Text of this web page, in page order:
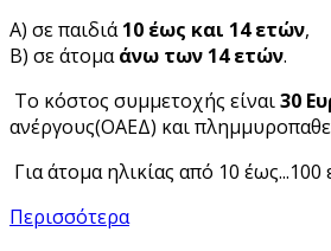
Α) σε παιδιά10 έως και 14 ετών,
Β) σε άτομαάνω των 14 ετών.
Το κόστος συμμετοχής είναι30
ανέργους(ΟΑΕΔ) και
Για άτομα ηλικίας από 10 έως...100
Περισσότερα